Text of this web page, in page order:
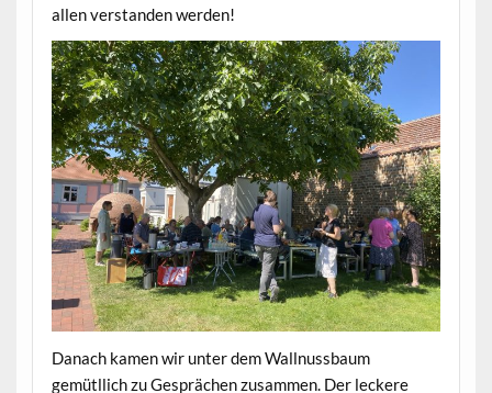
allen verstanden werden!
Danach kamen wir unter dem Wallnussbaum
gemütllich zu Gesprächen zusammen. Der leckere